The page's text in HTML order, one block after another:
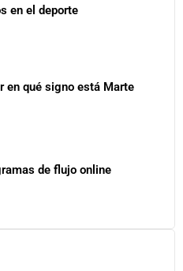
en el deporte
en qué signo está Marte
de flujo online